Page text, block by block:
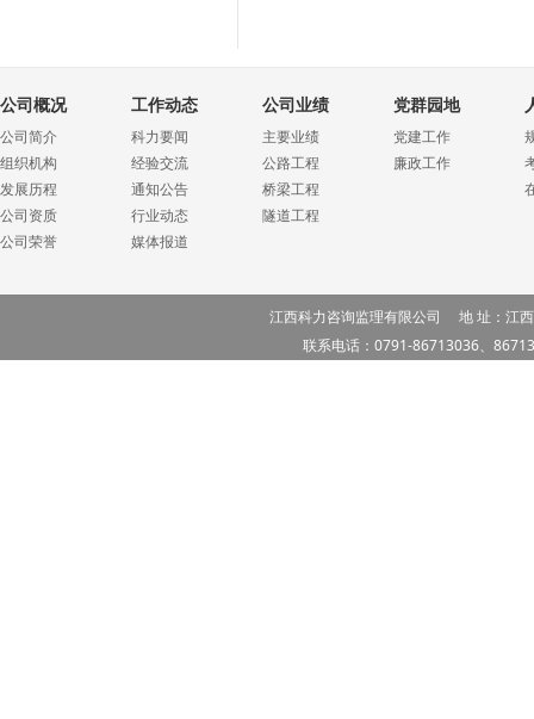
公司概况
公司简介
组织机构
发展历程
公司资质
公司荣誉
工作动态
科力要闻
经验交流
通知公告
行业动态
媒体报道
公司业绩
主要业绩
公路工程
桥梁工程
隧道工程
党群园地
党建工作
廉政工作
江西科力咨询监理有限公司 地 址：江
联系电话：0791-86713036、